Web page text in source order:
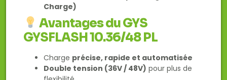
Charge)
Avantages du GYS
GYSFLASH 10.36/48 PL
Charge précise, rapide et automatisée
Double tension (36V / 48V) pour plus de